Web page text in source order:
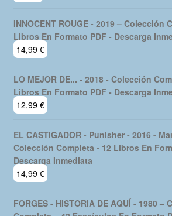
INNOCENT ROUGE - 2019 – Colección
Libros En Formato PDF - Descarga
14,99 €
LO MEJOR DE... - 2018 - Colección
Libros En Formato PDF - Descarga
12,99 €
EL CASTIGADOR - Punisher - 2016 -
Colección Completa - 12 Libros En
Descarga Inmediata
14,99 €
FORGES - HISTORIA DE AQUÍ - 1980 –